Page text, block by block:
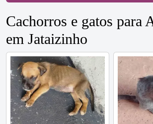
Cachorros e gatos para
em Jataizinho